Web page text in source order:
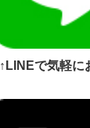
↑LINEで気軽に